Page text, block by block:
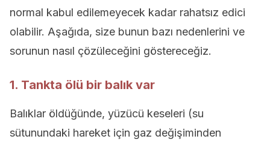
normal kabul edilemeyecek kadar rahatsız edici
olabilir. Aşağıda, size bunun bazı nedenlerini ve
sorunun nasıl çözüleceğini göstereceğiz.
1. Tankta ölü bir balık var
Balıklar öldüğünde, yüzücü keseleri (su
sütunundaki hareket için gaz değişiminden